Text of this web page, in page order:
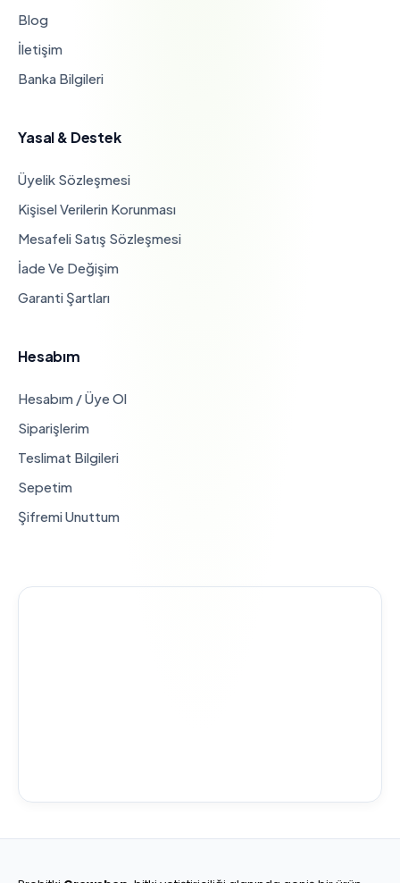
Blog
İletişim
Banka Bilgileri
Yasal & Destek
Üyelik Sözleşmesi
Kişisel Verilerin Korunması
Mesafeli Satış Sözleşmesi
İade Ve Değişim
Garanti Şartları
Hesabım
Hesabım / Üye Ol
Siparişlerim
Teslimat Bilgileri
Sepetim
Şifremi Unuttum